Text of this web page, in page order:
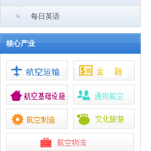
每日英语
核心产业